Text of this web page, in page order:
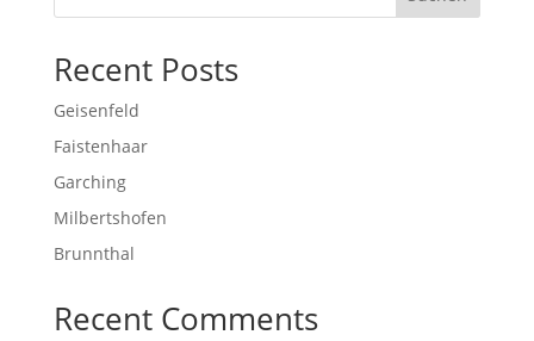
Recent Posts
Geisenfeld
Faistenhaar
Garching
Milbertshofen
Brunnthal
Recent Comments